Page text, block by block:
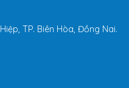
TP. Biên Hòa, Đồng Nai.